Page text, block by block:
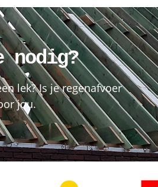
nodig?
lek? Is je regenafvoer
jou.